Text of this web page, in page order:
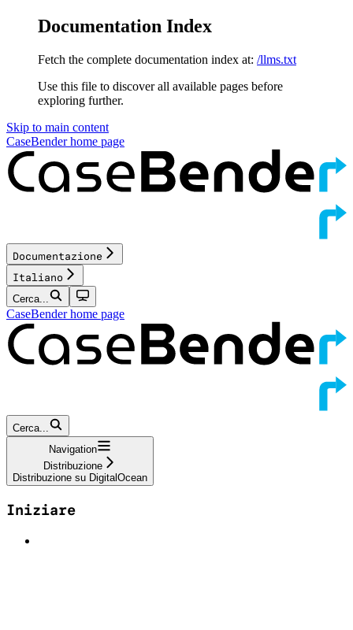
Documentation Index
Fetch the complete documentation index at: /llms.txt
Use this file to discover all available pages before
exploring further.
Skip to main content
CaseBenderhome page
Documentazione
Italiano
Cerca...
CaseBenderhome page
Cerca...
Navigation
Distribuzione
Distribuzione su DigitalOcean
Iniziare